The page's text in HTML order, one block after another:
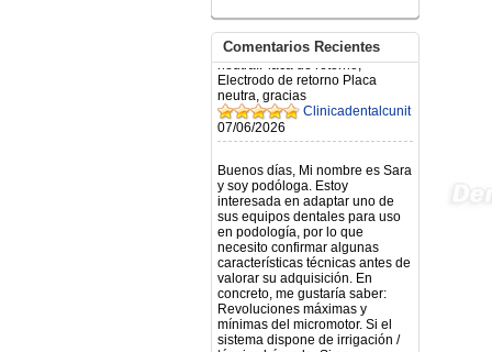
Comentarios Recientes
va conectado al paciente, placa
neutra.Placa de retorno,
Electrodo de retorno Placa
neutra, gracias
Clinicadentalcunit
07/06/2026
Buenos días, Mi nombre es Sara
interesada en adaptar uno de
sus equipos dentales para uso
en podología, por lo que
necesito confirmar algunas
características técnicas antes de
valorar su adquisición. En
concreto, me gustaría saber:
Revoluciones máximas y
mínimas del micromotor. Si el
sistema dispone de irrigación /
técnica húmeda. Si es
compatible con mango recto